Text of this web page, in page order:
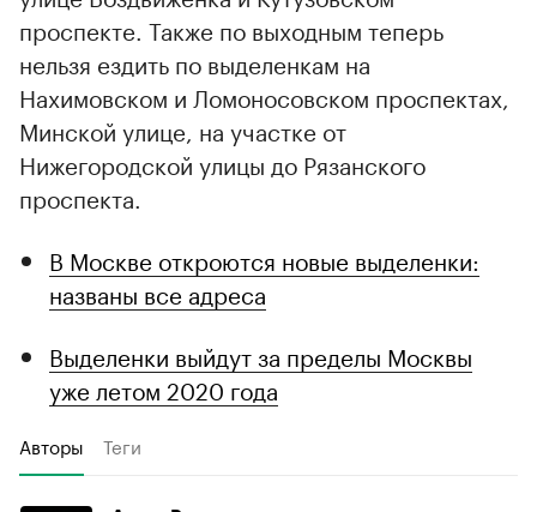
проспекте. Также по выходным теперь
нельзя ездить по выделенкам на
Нахимовском и Ломоносовском проспектах,
Минской улице, на участке от
Нижегородской улицы до Рязанского
проспекта.
В Москве откроются новые выделенки:
названы все адреса
Выделенки выйдут за пределы Москвы
уже летом 2020 года
Авторы Теги